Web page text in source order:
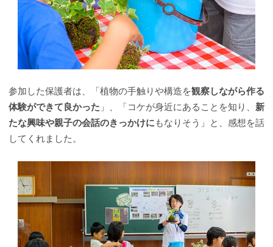
参加した保護者は、「植物の手触りや構造を観察しながら作る
体験ができて良かった 」、「コケが身近にあることを知り、 新
たな興味や親子の会話のきっかけに もなりそう」と、感想を話
してくれました。